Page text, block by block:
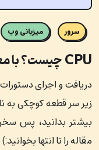
سرور میزبانی وب
CPU چیست؟ با مغز متفکر سیستم آشنا شوید!
دریافت و اجرای
بیشتر بدانید، پس
مقاله را تا انتها بخوانید:)